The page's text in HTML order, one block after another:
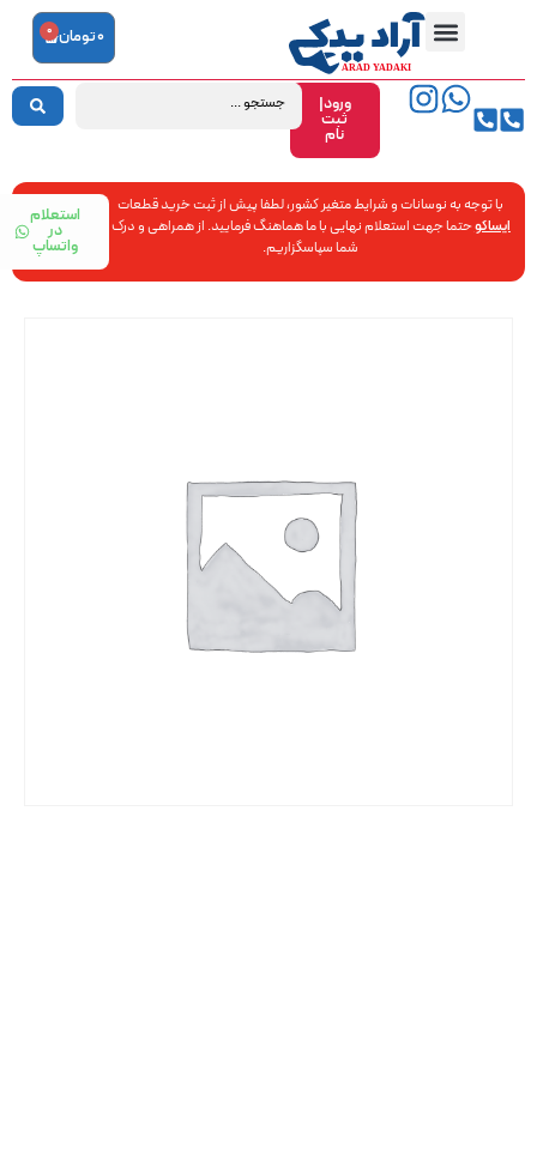
ورود|
ثبت
نام
0تومان 0
با توجه به نوسانات و شرایط متغیر کشور، لطفا پیش از ثبت خرید قطعات
ایساکوحتما جهت استعلام نهایی با ما هماهنگ فرمایید. از همراهی و درک
شما سپاسگزاریم.
استعلام
در
واتساپ